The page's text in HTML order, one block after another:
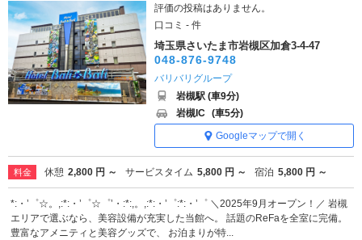
評価の投稿はありません。
口コミ - 件
埼玉県さいたま市岩槻区加倉3-4-47
048-876-9748
バリバリグループ
岩槻駅 (車9分)
岩槻IC (車5分)
Googleマップで開く
料金 休憩 2,800 円 ～ サービスタイム 5,800 円 ～ 宿泊 5,800 円 ～
*:・’゜☆。,:*:・’゜☆゜’・:*:,。,:*:・’゜:*:・’゜ ＼2025年9月オープン！／ 岩槻
エリアで選ぶなら、美容設備が充実した当館へ。 話題のReFaを全室に完備。
豊富なアメニティと美容グッズで、 お泊まりが特...